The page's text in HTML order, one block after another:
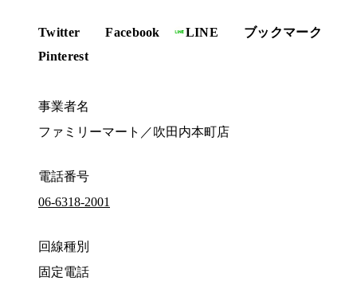
Twitter Facebook LINE
ブックマーク
Pinterest
事業者名
ファミリーマート／吹田内本町店
電話番号
06-6318-2001
回線種別
固定電話